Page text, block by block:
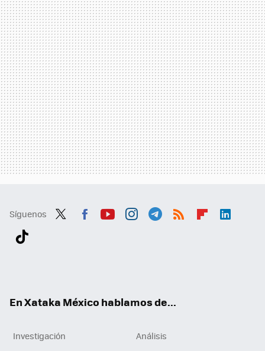
Síguenos
En Xataka México hablamos de...
Investigación
Análisis